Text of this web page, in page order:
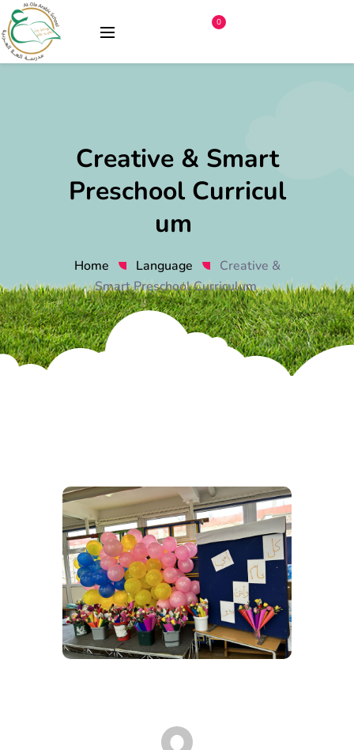
0
Creative & Smart
Preschool Curricul
um
Home Language
Creative &
Smart Preschool Curriculum